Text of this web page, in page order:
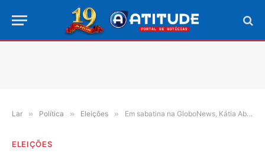
Lar » Política » Eleições » Em sabatina na GloboNews, Kátia Abreu afirma que vice-presidente deve ser leal
ELEIÇÕES